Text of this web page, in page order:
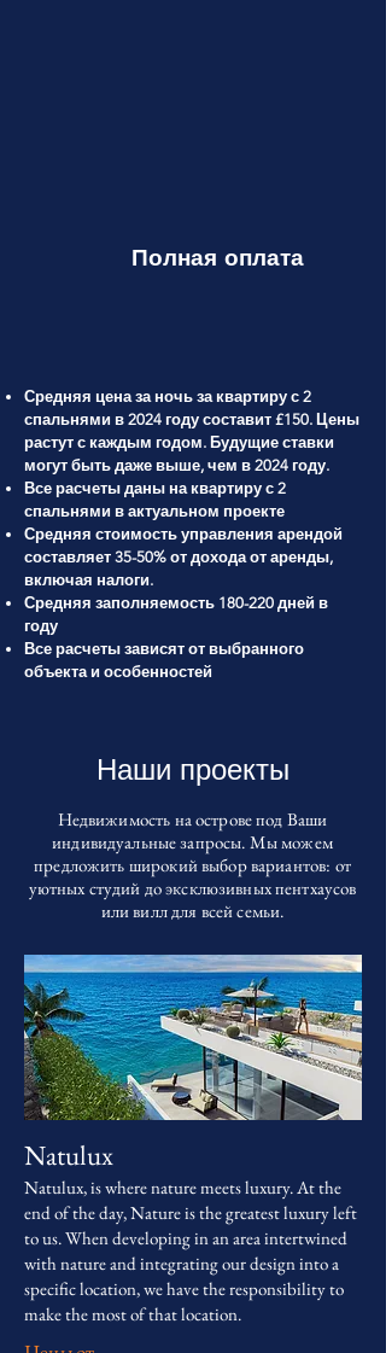
Полная оплата
Средняя цена за ночь за квартиру с 2
спальнями в 2024 году составит £150. Цены
растут с каждым годом. Будущие ставки
могут быть даже выше, чем в 2024 году.
Все расчеты даны на квартиру с 2
спальнями в актуальном проекте
Средняя стоимость управления арендой
составляет 35-50% от дохода от аренды,
включая налоги.
Средняя заполняемость 180-220 дней в
году
Все расчеты зависят от выбранного
объекта и особенностей
Наши проекты
Недвижимость на острове под Ваши
индивидуальные запросы. Мы можем
предложить широкий выбор вариантов: от
уютных студий до эксклюзивных пентхаусов
или вилл для всей семьи.
Natulux
Natulux, is where nature meets luxury. At the
end of the day, Nature is the greatest luxury left
to us. When developing in an area intertwined
with nature and integrating our design into a
specific location, we have the responsibility to
make the most of that location.